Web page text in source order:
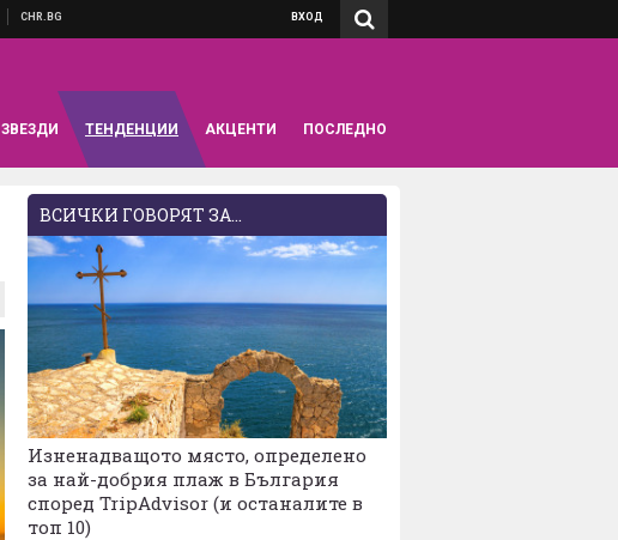
ВХОД
ЗВЕЗДИ ТЕНДЕНЦИИ АКЦЕНТИ ПОСЛЕДНО
ВСИЧКИ ГОВОРЯТ ЗА...
Изненадващото място, определено
за най-добрия плаж в България
според TripAdvisor (и останалите в
топ 10)